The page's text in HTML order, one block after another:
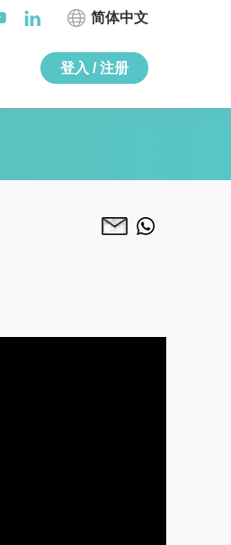
简体中文
登入 / 注册